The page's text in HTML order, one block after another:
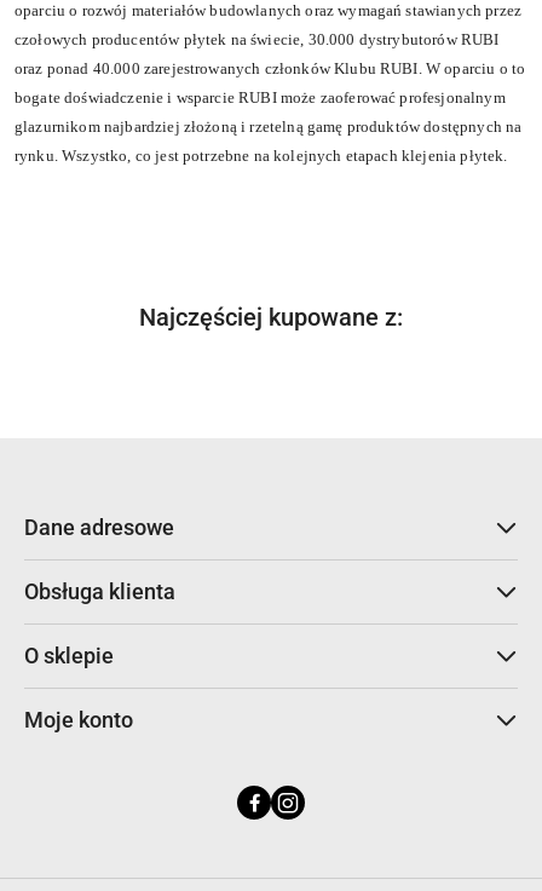
oparciu o rozwój materiałów budowlanych oraz wymagań stawianych przez
czołowych producentów płytek na świecie, 30.000 dystrybutorów RUBI
oraz ponad 40.000 zarejestrowanych członków Klubu RUBI. W oparciu o to
bogate doświadczenie i wsparcie RUBI może zaoferować profesjonalnym
glazurnikom najbardziej złożoną i rzetelną gamę produktów dostępnych na
rynku. Wszystko, co jest potrzebne na kolejnych etapach klejenia płytek.
Pomiń karuzelę produktów
Produkty
Najczęściej kupowane z:
Dane adresowe
Obsługa klienta
O sklepie
Moje konto